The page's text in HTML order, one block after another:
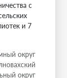
с
и 7
округ
округ